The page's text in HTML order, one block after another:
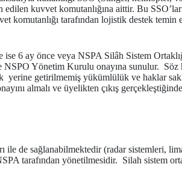
kuvvet komutanlığına aittir. Bu
komutanlığı tarafından lojistik destek temin
6 ay önce veya NSPA Silâh Sistem
Yönetim Kurulu onayına sunulur. Söz
yerine getirilmemiş yükümlülük ve haklar
almalı ve üyelikten çıkış
de sağlanabilmektedir (radar sistemleri,
tarafından yönetilmesidir. Silah sistem